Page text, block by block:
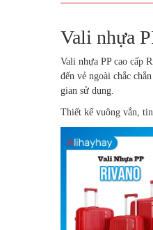
Vali nhựa
Vali nhựa PP cao cấp
đến vẻ ngoài chắc
gian sử dụng.
Thiết kế vuông vắn,